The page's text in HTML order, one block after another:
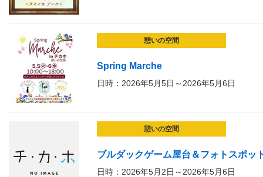
憩いの空間
Spring Marche
日時：2026年5月5日～2026年5月6日
憩いの空間
ブルダックゲーム屋台＆フォトスポ
日時：2026年5月2日～2026年5月6日